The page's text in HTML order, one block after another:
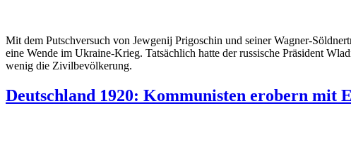
Mit dem Putschversuch von Jewgenij Prigoschin und seiner Wagner-
eine Wende im Ukraine-Krieg. Tatsächlich hatte der russische Präsident
wenig die Zivilbevölkerung.
Deutschland 1920: Kommunisten erobern mit